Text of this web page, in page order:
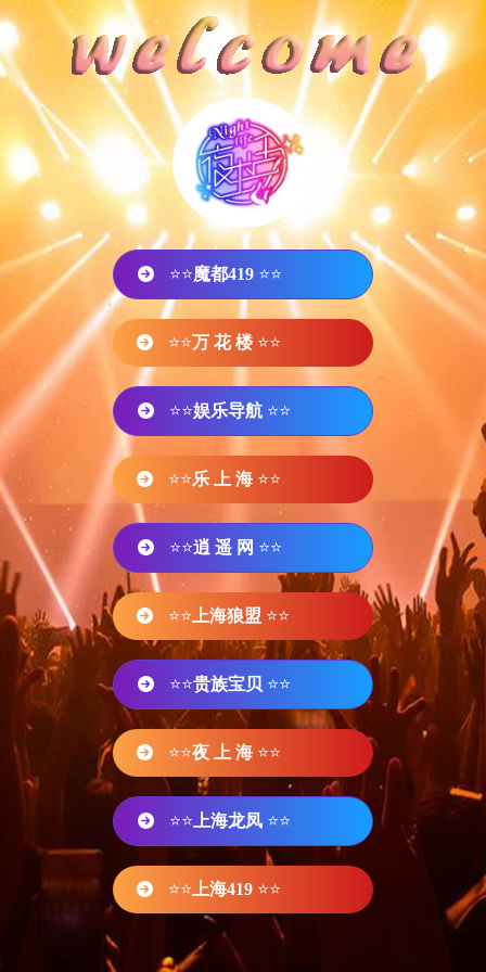
⭐⭐魔都419 ⭐⭐
⭐⭐万 花 楼 ⭐⭐
⭐⭐娱乐导航 ⭐⭐
⭐⭐乐 上 海 ⭐⭐
⭐⭐逍 遥 网 ⭐⭐
⭐⭐ 上海狼盟 ⭐⭐
⭐⭐贵族宝贝 ⭐⭐
⭐⭐夜 上 海 ⭐⭐
⭐⭐ 上海龙凤 ⭐⭐
⭐⭐ 上海419 ⭐⭐